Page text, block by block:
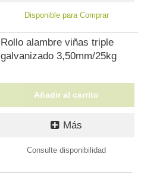
Disponible para Comprar
Rollo alambre viñas triple
galvanizado 3,50mm/25kg
Añadir al carrito
Más
Consulte disponibilidad